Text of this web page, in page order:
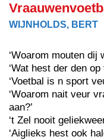
WIJNHOLDS, BERT
‘Woarom mouten dij
‘Wat hest der den op
‘Voetbal is n sport
‘Woarom nait veur
aan?’
‘t Zel nooit
‘Aiglieks hest ook